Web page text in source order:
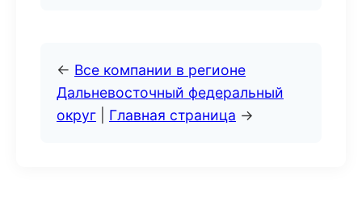
← Все компании в регионе
Дальневосточный федеральный
округ
Главная страница →